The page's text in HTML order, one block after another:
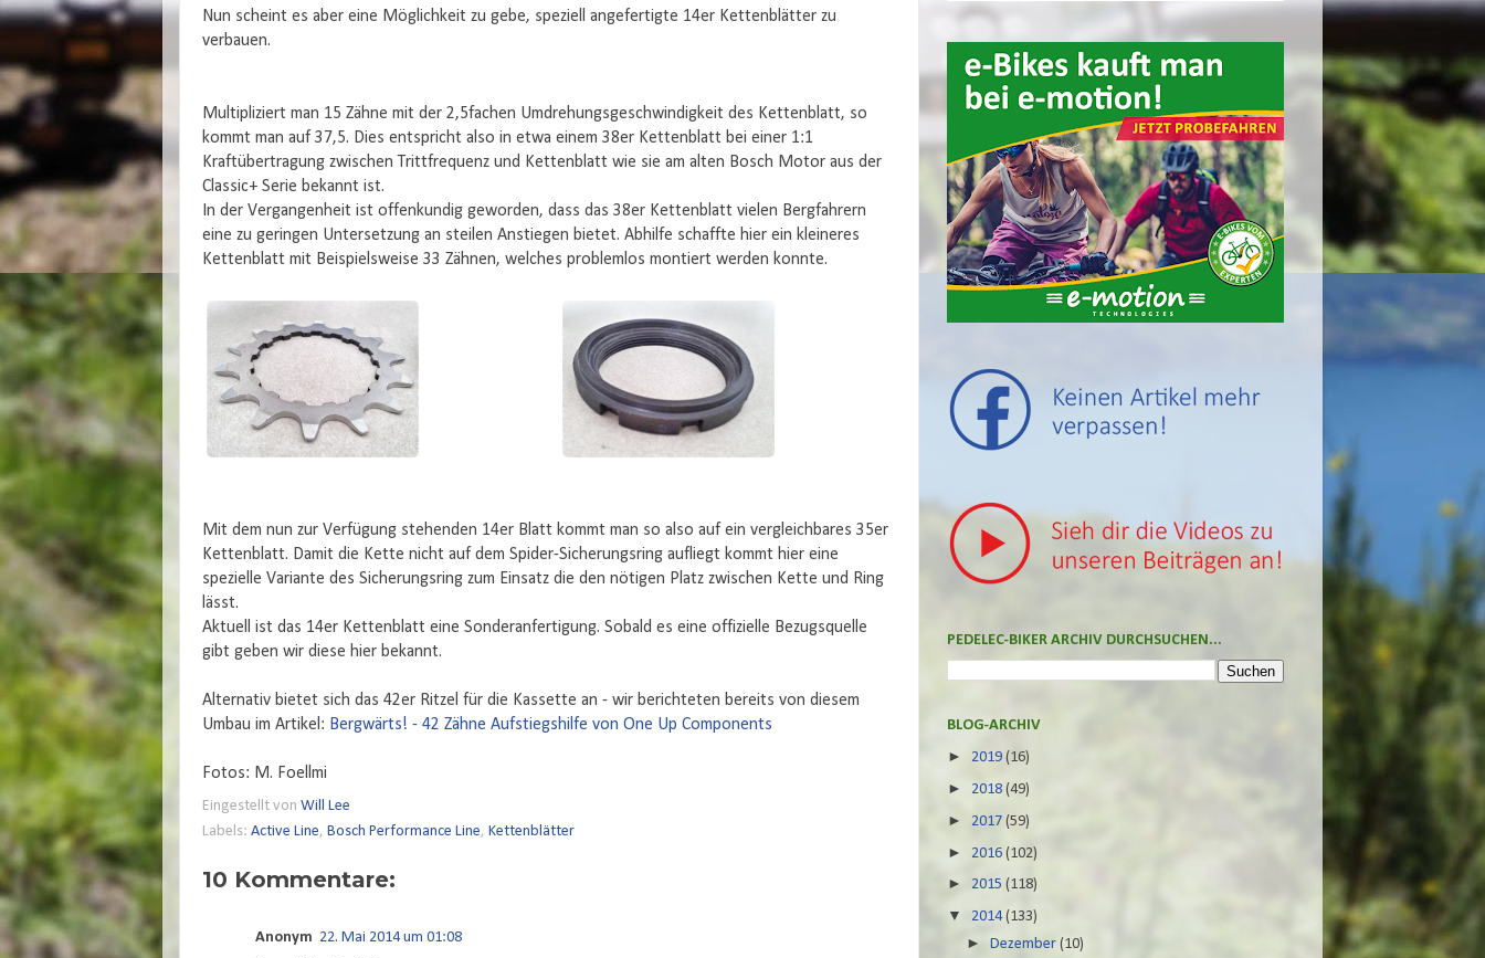
Nun scheint es aber eine Möglichkeit zu gebe, speziell angefertigte 14er Kettenblätter zu
verbauen.
Multipliziert man 15 Zähne mit der 2,5fachen Umdrehungsgeschwindigkeit des Kettenblatt, so
kommt man auf 37,5. Dies entspricht also in etwa einem 38er Kettenblatt bei einer 1:1
Kraftübertragung zwischen Trittfrequenz und Kettenblatt wie sie am alten Bosch Motor aus der
Classic+ Serie bekannt ist.
In der Vergangenheit ist offenkundig geworden, dass das 38er Kettenblatt vielen Bergfahrern
eine zu geringen Untersetzung an steilen Anstiegen bietet. Abhilfe schaffte hier ein kleineres
Kettenblatt mit Beispielsweise 33 Zähnen, welches problemlos montiert werden konnte.
Mit dem nun zur Verfügung stehenden 14er Blatt kommt man so also auf ein vergleichbares 35er
Kettenblatt. Damit die Kette nicht auf dem Spider-Sicherungsring aufliegt kommt hier eine
spezielle Variante des Sicherungsring zum Einsatz die den nötigen Platz zwischen Kette und Ring
lässt.
Aktuell ist das 14er Kettenblatt eine Sonderanfertigung. Sobald es eine offizielle Bezugsquelle
gibt geben wir diese hier bekannt.
Alternativ bietet sich das 42er Ritzel für die Kassette an - wir berichteten bereits von diesem
Umbau im Artikel: Bergwärts! - 42 Zähne Aufstiegshilfe von One Up Components
Fotos: M. Foellmi
Eingestellt von Will Lee
Labels: Active Line, Bosch Performance Line, Kettenblätter
10 Kommentare:
Anonym 22. Mai 2014 um 01:08
PEDELEC-BIKER ARCHIV DURCHSUCHEN...
BLOG-ARCHIV
► 2019 (16)
► 2018 (49)
► 2017 (59)
► 2016 (102)
► 2015 (118)
▼ 2014(133)
►Dezember(10)